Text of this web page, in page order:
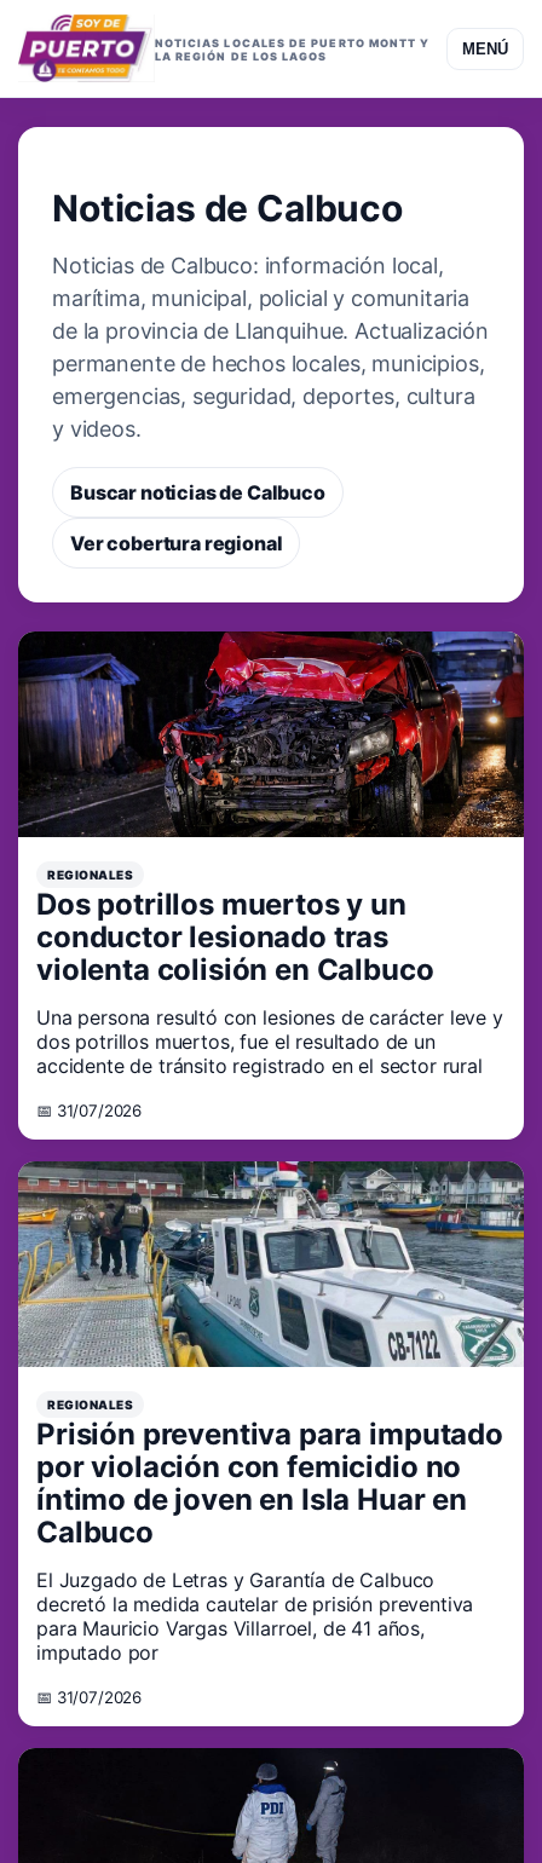
NOTICIAS LOCALES DE PUERTO MONTT Y
LA REGIÓN DE LOS LAGOS
MENÚ
Noticias de Calbuco
Noticias de Calbuco: información local,
marítima, municipal, policial y comunitaria
de la provincia de Llanquihue. Actualización
permanente de hechos locales, municipios,
emergencias, seguridad, deportes, cultura
y videos.
Buscar noticias de Calbuco
Ver cobertura regional
REGIONALES
Dos potrillos muertos y un
conductor lesionado tras
violenta colisión en Calbuco
Una persona resultó con lesiones de carácter leve y
dos potrillos muertos, fue el resultado de un
accidente de tránsito registrado en el sector rural
📅 31/07/2026
REGIONALES
Prisión preventiva para imputado
por violación con femicidio no
íntimo de joven en Isla Huar en
Calbuco
El Juzgado de Letras y Garantía de Calbuco
decretó la medida cautelar de prisión preventiva
para Mauricio Vargas Villarroel, de 41 años,
imputado por
📅 31/07/2026